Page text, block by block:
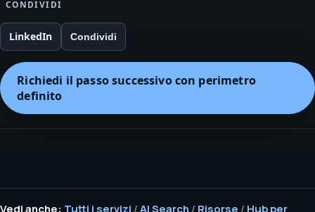
CONDIVIDI
LinkedIn Condividi
Richiedi il passo successivo con perimetro
definito
Vedi anche: Tutti i servizi / AI Search / Risorse / Hub per